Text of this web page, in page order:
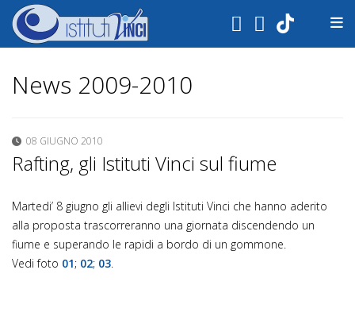
.
News 2009-2010
08 GIUGNO 2010
Rafting, gli Istituti Vinci sul fiume
Martedi’ 8 giugno gli allievi degli Istituti Vinci che hanno aderito
alla proposta trascorreranno una giornata discendendo un
fiume e superando le rapidi a bordo di un gommone.
Vedi foto 01; 02; 03.